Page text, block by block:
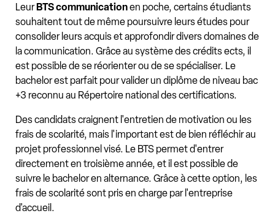
LeurBTS communicationen poche, certains étudiants
souhaitent tout de même poursuivre leurs études pour
consolider leurs acquis et approfondir divers domaines de
la communication. Grâce au système des crédits ects, il
est possible de se réorienter ou de se spécialiser. Le
bachelor est parfait pour valider un diplôme de niveau bac
+3 reconnu au Répertoire national des certifications.
Des candidats craignent l'entretien de motivation ou les
frais de scolarité, mais l'important est de bien réfléchir au
projet professionnel visé. Le BTS permet d'entrer
directement en troisième année, et il est possible de
suivre le bachelor en alternance. Grâce à cette option, les
frais de scolarité sont pris en charge par l'entreprise
d'accueil.